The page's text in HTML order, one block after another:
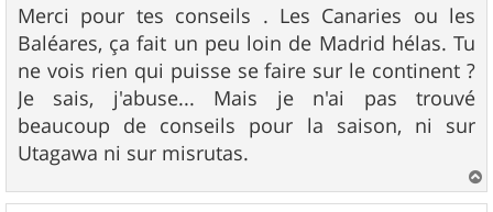
s
s
a
g
e
Merci pour tes conseils . Les Canaries ou les
Baléares, ça fait un peu loin de Madrid hélas. Tu
ne vois rien qui puisse se faire sur le continent ?
Je sais, j'abuse... Mais je n'ai pas trouvé
beaucoup de conseils pour la saison, ni sur
Utagawa ni sur misrutas.
a